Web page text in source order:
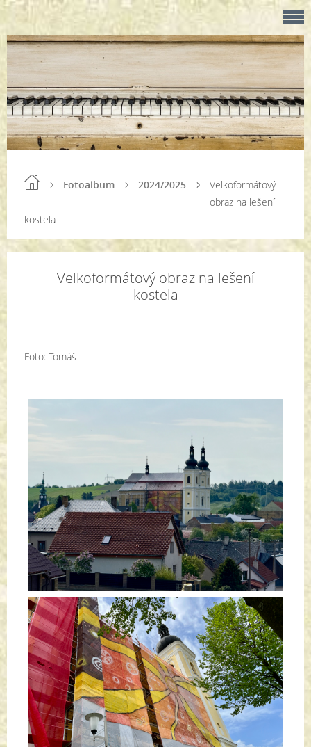
Fotoalbum 2024/2025
Velkoformátový
obraz na lešení
kostela
Velkoformátový obraz na lešení
kostela
Foto: Tomáš